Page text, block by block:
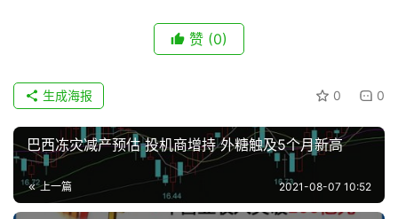
赞 (0)
0 0
生成海报
巴西冻灾减产预估 投机商增持 外糖触及5个月新高
上一篇 2021-08-07 10:52